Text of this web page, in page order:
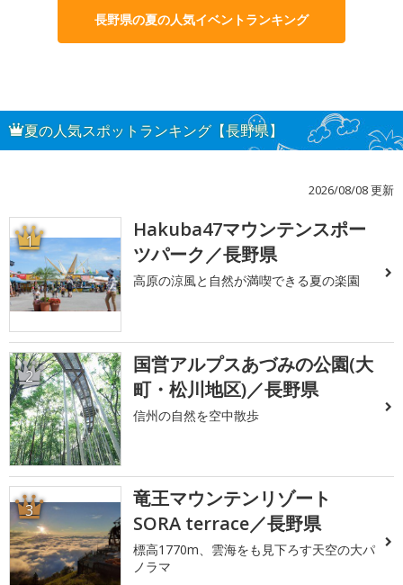
長野県の夏の人気イベントランキング
夏の人気スポットランキング【長野県】
2026/08/08 更新
1
Hakuba47マウンテンスポー
ツパーク／長野県
高原の涼風と自然が満喫できる夏の楽園
2
国営アルプスあづみの公園(大
町・松川地区)／長野県
信州の自然を空中散歩
3
竜王マウンテンリゾート
SORA terrace／長野県
標高1770m、雲海をも見下ろす天空の大パ
ノラマ